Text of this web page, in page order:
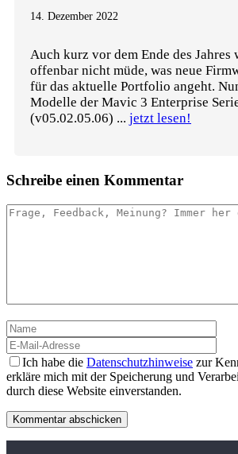
14. Dezember 2022
Auch kurz vor dem Ende des Jahres
offenbar nicht müde, was neue
für das aktuelle Portfolio angeht.
Modelle der Mavic 3 Enterprise
(v05.02.05.06) ... jetzt lesen!
Schreibe einen Kommentar
Kommentar
Name
Mail-
Ich habe die Datenschutzhinweise zur
erkläre mich mit der Speicherung und
durch diese Website einverstanden.